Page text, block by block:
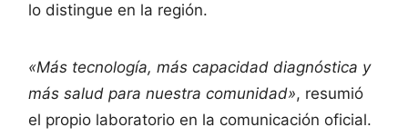
lo distingue en la región.
«Más tecnología, más capacidad diagnóstica y
más salud para nuestra comunidad», resumió
el propio laboratorio en la comunicación oficial.